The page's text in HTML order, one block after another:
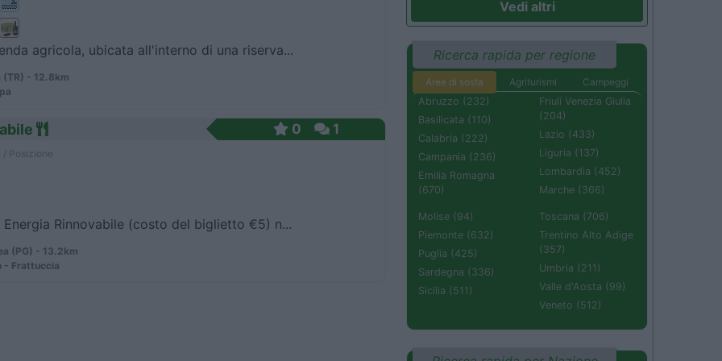
agricola, ubicata all'interno di una riserva...
- 12.8km
0 1
Energia Rinnovabile (costo del biglietto €5) n...
(PG) - 13.2km
- Frattuccia
Vedi altri
Ricerca rapida per regione
Aree di sosta Agriturismi
Campeggi
Abruzzo (232)
Basilicata (110)
Calabria (222)
Campania (236)
Emilia Romagna
(670)
Friuli Venezia Giulia
(204)
Lazio (433)
Liguria (137)
Lombardia (452)
Marche (366)
Molise (94)
Piemonte (632)
Puglia (425)
Sardegna (336)
Sicilia (511)
Toscana (706)
Trentino Alto Adige
(357)
Umbria (211)
Valle d'Aosta (99)
Veneto (512)